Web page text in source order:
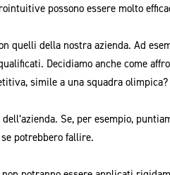
possono essere molto
della nostra azienda. Ad
Decidiamo anche come
simile a una squadra olimpica?
Se, per esempio,
potrebbero fallire.